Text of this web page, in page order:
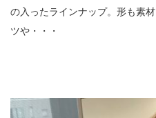
の入ったラインナップ。形も素
ツや・・・